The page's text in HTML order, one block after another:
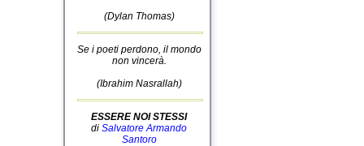
(Dylan Thomas)
Se i poeti perdono, il mondo
non vincerà.
(Ibrahim Nasrallah)
ESSERE NOI STESSI
di Salvatore Armando
Santoro